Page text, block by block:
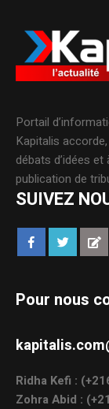
Portail
Kapitalis
débats d’idées
publication de
SUIVEZ
Pour nous
Ridha Kefi :
Zohra Abid :